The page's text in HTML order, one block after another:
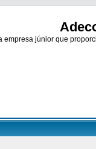
empresa júnior que